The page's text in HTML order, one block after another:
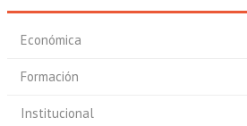
Económica
Formación
Institucional